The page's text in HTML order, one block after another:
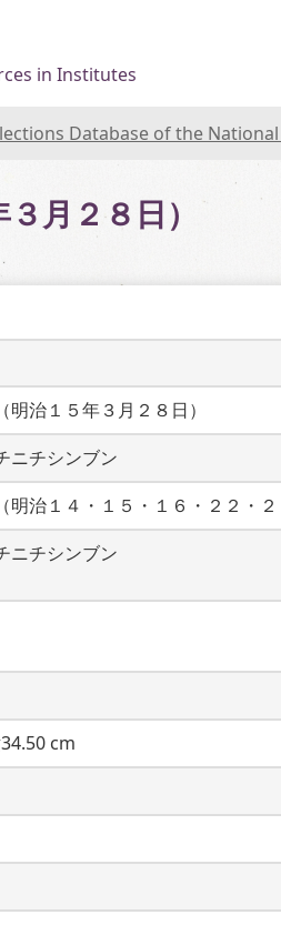
in Institutes
Database of the
月２８日）
明治１５年３月２８日）
ニチシンブン
明治１４・１５・１６・２２・２
ニチシンブン
cm